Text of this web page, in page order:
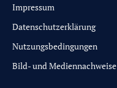
Impressum
Datenschutzerklärung
Nutzungsbedingungen
Bild- und Mediennachweise